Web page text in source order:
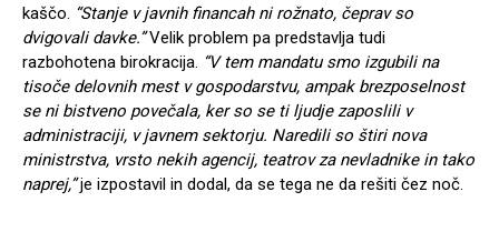
kaščo. “Stanje v javnih financah ni rožnato, čeprav so
dvigovali davke.”Velik problem pa predstavlja tudi
razbohotena birokracija. “V tem mandatu smo izgubili na
tisoče delovnih mest v gospodarstvu, ampak brezposelnost
se ni bistveno povečala, ker so se ti ljudje zaposlili v
administraciji, v javnem sektorju. Naredili so štiri nova
ministrstva, vrsto nekih agencij, teatrov za nevladnike in tako
naprej,”je izpostavil in dodal, da se tega ne da rešiti čez noč.